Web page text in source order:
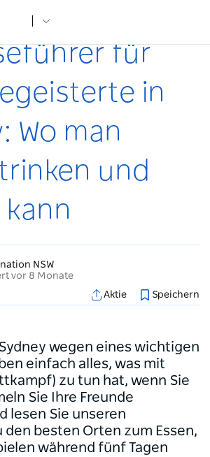
für
in
Wo man
und
kann
NSW
vor 8 Monate
Aktie
Speichern
wegen eines wichtigen
einfach alles, was mit
zu tun hat, wenn Sie
Sie Ihre Freunde
lesen Sie unseren
den besten Orten zum Essen,
während fünf Tagen